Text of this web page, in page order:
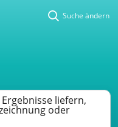
Suche ändern
liefern,
oder